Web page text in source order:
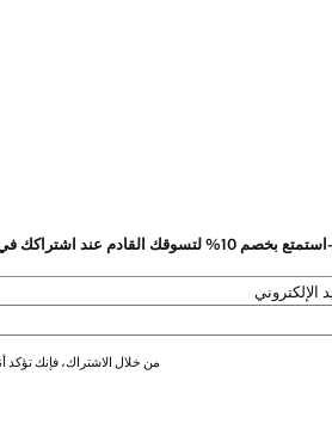
-استمتع بخصم 10% لتسوقك القادم عند اشتراكك في نشرتنا الاخبارية
الإلكتروني
من خلال الاشتراك، فإنك تؤكد